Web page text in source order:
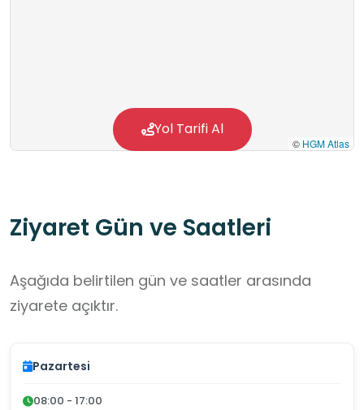
© HGM Atlas
Yol Tarifi Al
Ziyaret Gün ve Saatleri
Aşağıda belirtilen gün ve saatler arasında
ziyarete açıktır.
Pazartesi
08:00 - 17:00